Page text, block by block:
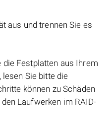
aus und trennen Sie es
die Festplatten aus Ihrem
lesen Sie bitte die
können zu Schäden
Laufwerken im RAID-